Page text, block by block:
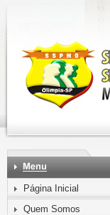
Página Inicial
Quem Somos